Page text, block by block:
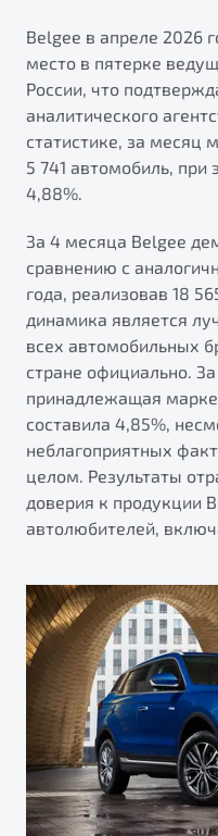
S50
Элегантный и
от 1 699 990 ₽*
Обзор В наличии
X70
Универсальный
от 2 499 990 ₽*
Обзор В наличии
Узнайте о
автомобиля Belgee
Подробно
Автомобили в
Тест-драйв
Автокредит
Спецпредложения
Реферальная программа
Клиентская поддержка
Помощь на дорогах
Будьте еще более
"Помощь на дорогах"
Преимущества
Запись на сервис
Калькулятор ТО
Клиентская
Belgee в апреле 2026
место в пятерке
России, что
аналитического
статистике, за месяц
5 741 автомобиль, при
4,88%.
За 4 месяца Belgee
сравнению с
года, реализовав 18
динамика является
всех автомобильных
стране официально.
принадлежащая
составила 4,85%,
неблагоприятных
целом. Результаты
доверия к продукции
автолюбителей,